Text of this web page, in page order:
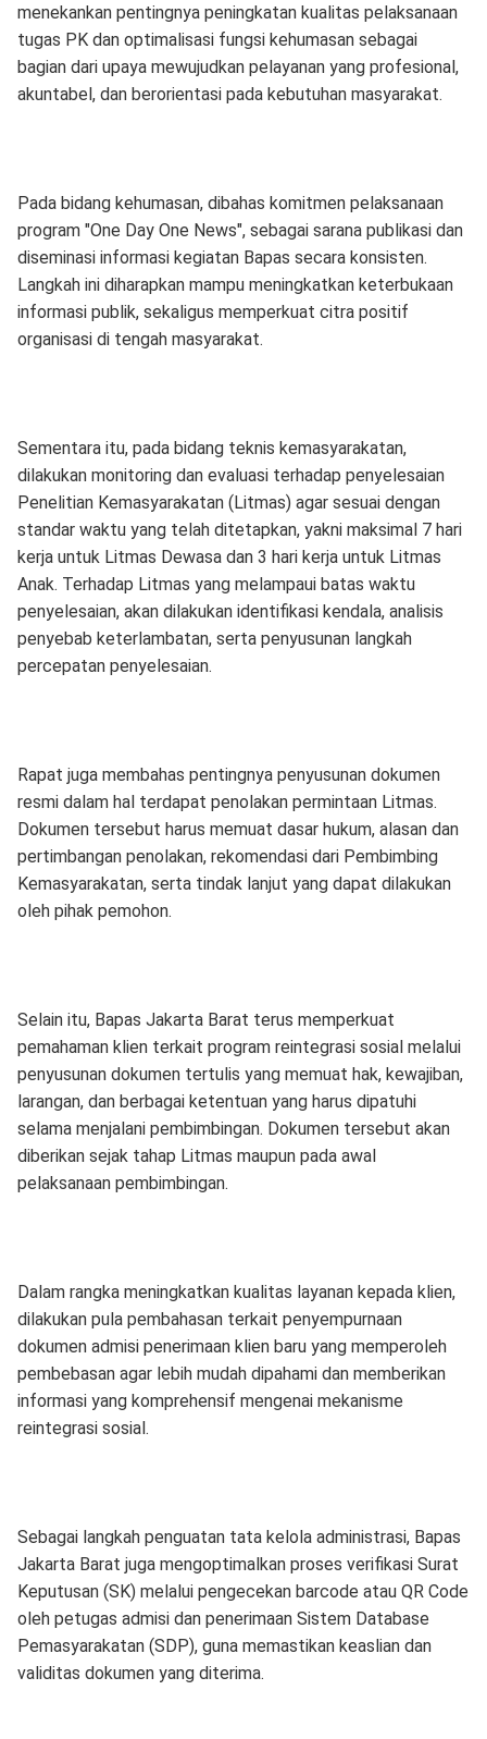
menekankan pentingnya peningkatan kualitas pelaksanaan
tugas PK dan optimalisasi fungsi kehumasan sebagai
bagian dari upaya mewujudkan pelayanan yang profesional,
akuntabel, dan berorientasi pada kebutuhan masyarakat.
Pada bidang kehumasan, dibahas komitmen pelaksanaan
program "One Day One News", sebagai sarana publikasi dan
diseminasi informasi kegiatan Bapas secara konsisten.
Langkah ini diharapkan mampu meningkatkan keterbukaan
informasi publik, sekaligus memperkuat citra positif
organisasi di tengah masyarakat.
Sementara itu, pada bidang teknis kemasyarakatan,
dilakukan monitoring dan evaluasi terhadap penyelesaian
Penelitian Kemasyarakatan (Litmas) agar sesuai dengan
standar waktu yang telah ditetapkan, yakni maksimal 7 hari
kerja untuk Litmas Dewasa dan 3 hari kerja untuk Litmas
Anak. Terhadap Litmas yang melampaui batas waktu
penyelesaian, akan dilakukan identifikasi kendala, analisis
penyebab keterlambatan, serta penyusunan langkah
percepatan penyelesaian.
Rapat juga membahas pentingnya penyusunan dokumen
resmi dalam hal terdapat penolakan permintaan Litmas.
Dokumen tersebut harus memuat dasar hukum, alasan dan
pertimbangan penolakan, rekomendasi dari Pembimbing
Kemasyarakatan, serta tindak lanjut yang dapat dilakukan
oleh pihak pemohon.
Selain itu, Bapas Jakarta Barat terus memperkuat
pemahaman klien terkait program reintegrasi sosial melalui
penyusunan dokumen tertulis yang memuat hak, kewajiban,
larangan, dan berbagai ketentuan yang harus dipatuhi
selama menjalani pembimbingan. Dokumen tersebut akan
diberikan sejak tahap Litmas maupun pada awal
pelaksanaan pembimbingan.
Dalam rangka meningkatkan kualitas layanan kepada klien,
dilakukan pula pembahasan terkait penyempurnaan
dokumen admisi penerimaan klien baru yang memperoleh
pembebasan agar lebih mudah dipahami dan memberikan
informasi yang komprehensif mengenai mekanisme
reintegrasi sosial.
Sebagai langkah penguatan tata kelola administrasi, Bapas
Jakarta Barat juga mengoptimalkan proses verifikasi Surat
Keputusan (SK) melalui pengecekan barcode atau QR Code
oleh petugas admisi dan penerimaan Sistem Database
Pemasyarakatan (SDP), guna memastikan keaslian dan
validitas dokumen yang diterima.